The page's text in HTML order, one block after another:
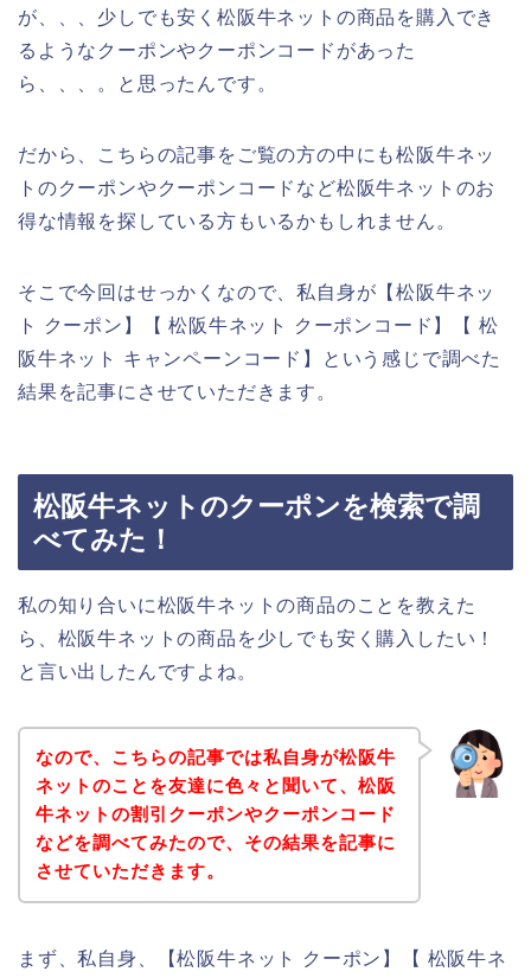
が、、、少しでも安く松阪牛ネットの商品を購入でき
るようなクーポンやクーポンコードがあった
ら、、、。と思ったんです。
だから、こちらの記事をご覧の方の中にも松阪牛ネッ
トのクーポンやクーポンコードなど松阪牛ネットのお
得な情報を探している方もいるかもしれません。
そこで今回はせっかくなので、私自身が【松阪牛ネッ
ト クーポン】【 松阪牛ネット クーポンコード】【 松
阪牛ネット キャンペーンコード】という感じで調べた
結果を記事にさせていただきます。
松阪牛ネットのクーポンを検索で調
べてみた！
私の知り合いに松阪牛ネットの商品のことを教えた
ら、松阪牛ネットの商品を少しでも安く購入したい！
と言い出したんですよね。
なので、こちらの記事では私自身が松阪牛
ネットのことを友達に色々と聞いて、松阪
牛ネットの割引クーポンやクーポンコード
などを調べてみたので、その結果を記事に
させていただきます。
まず、私自身、【松阪牛ネット クーポン】【 松阪牛ネ